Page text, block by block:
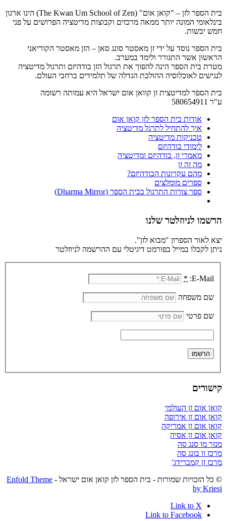
בית הספר לזן – "קואן אום" (The Kwan Um School of Zen) הינו ארגון
בינלאומי המונה יותר ממאה מרכזים וקבוצות מדיטציה הפרושים על פני
חמש יבשות.
בית הספר נוסד על ידי זן מאסטר סונג סאן – הזן מאסטר הקוריאני
הראשון אשר התגורר ולימד במערב.
מטרת בית הספר הינה להפוך את תרגול הזן בודהיזם ותרגול מדיטציה
לנגישים לאוכלוסיה ההולכת הגדלה של תלמידים ברחבי העולם.
בית הספר למדיטצית זן קוואן אום ישראל היא עמותה רשומה
ע"ר 580654911
אודות בית הספר לזן קואן אום
איך להתחיל לתרגל מדיטציה
טכניקות מדיטציה
לימודי בודהיזם
מאמרי זן, בודהיזם ומדיטציה
מה זה זן
מהם עקרונות הבודהיזם?
ספרים מומלצים
ספר צורות התרגול בבית הספר (Dharma Mirror)
הרשמו לניוזלטר שלנו
יצא לאור הספרון "מבוא לזן".
ניתן לקבלו במייל בפורמט דיגיטלי עם ההרשמה לניוזלטר
E-Mail:
*
שם משפחה
שם פרטי
קישורים
קואן אום זן העולמי
קואן אום זן אירופה
קואן אום זן אמריקה
קואן אום זן אסיה
מנזר מו סנג סה
מרכז וו בונג סה
מרכז זן קמברידג'
© כל הזכויות שמורות - בית הספר לזן קואן אום ישראל - Enfold Theme
by Kriesi
Link to X
Link to Facebook